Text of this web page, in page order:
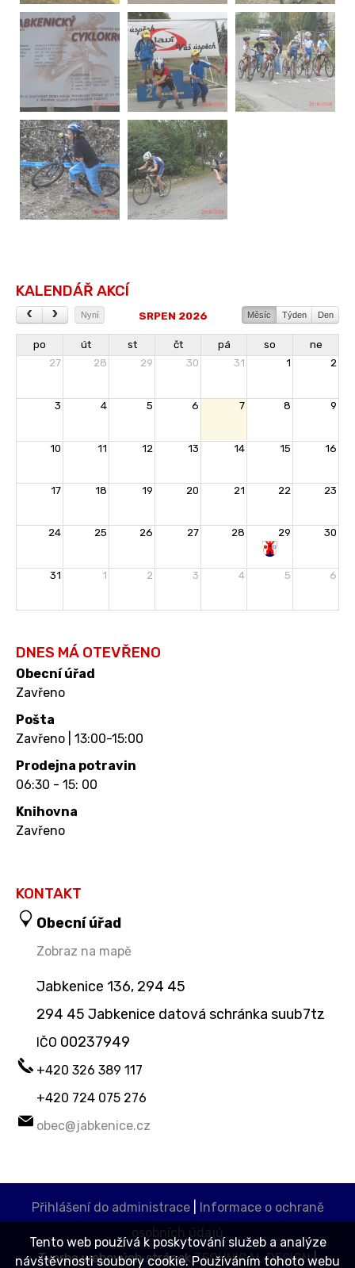
Tento web používá k poskytování služeb a analýze
návštěvnosti soubory cookie. Používáním tohoto webu
KALENDÁŘ AKCÍ
Nyní Měsíc Týden Den
SRPEN 2026
po út st čt pá so
ne
27
28 29 30 31 1 2
3 4 5 6 7 8 9
10 11 12 13 14 15 16
17 18 19 20 21 22 23
24 25 26 27 28 29
30
Rozloučení
31 1 2 3 4 5 6
DNES MÁ OTEVŘENO
Obecní úřad
Zavřeno
Pošta
Zavřeno | 13:00-15:00
Prodejna potravin
06:30 - 15: 00
Knihovna
Zavřeno
KONTAKT
Obecní úřad
Zobraz na mapě
Jabkenice 136, 294 45
294 45 Jabkenice datová schránka suub7tz
IČO 00237949
+420 326 389 117
+420 724 075 276
obec@jabkenice.cz
Přihlášení do administrace| Informace o ochraně
osobních údajů
Tvorba webových stránekTECHNICAL DESIGN|